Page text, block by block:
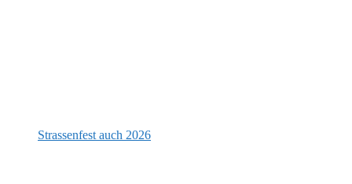
Strassenfest auch 2026